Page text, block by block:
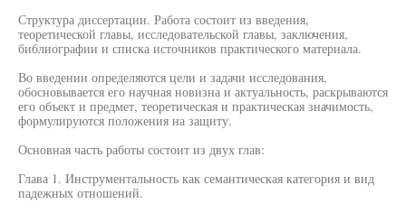
Структура диссертации. Работа состоит из введения,
теоретической главы, исследовательской главы, заключения,
библиографии и списка источников практического материала.
Во введении определяются цели и задачи исследования,
обосновывается его научная новизна и актуальность, раскрываются
его объект и предмет, теоретическая и практическая значимость,
формулируются положения на защиту.
Основная часть работы состоит из двух глав:
Глава 1. Инструментальность как семантическая категория и вид
падежных отношений.